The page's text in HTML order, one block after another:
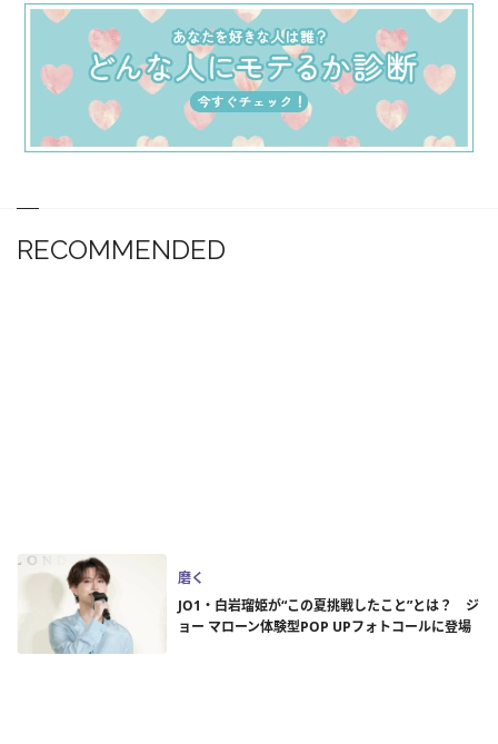
RECOMMENDED
磨く
JO1・白岩瑠姫が“この夏挑戦したこと”とは？ ジ
ョー マローン体験型POP UPフォトコールに登場